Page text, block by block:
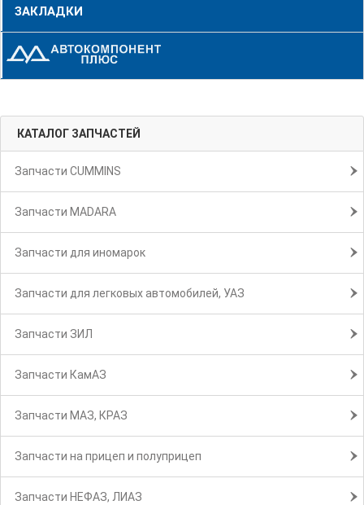
ЗАКЛАДКИ
КАТАЛОГ ЗАПЧАСТЕЙ
Запчасти CUMMINS
Запчасти MADARA
Запчасти для иномарок
Запчасти для легковых автомобилей, УАЗ
Запчасти ЗИЛ
Запчасти КамАЗ
Запчасти МАЗ, КРАЗ
Запчасти на прицеп и полуприцеп
Запчасти НЕФАЗ, ЛИАЗ